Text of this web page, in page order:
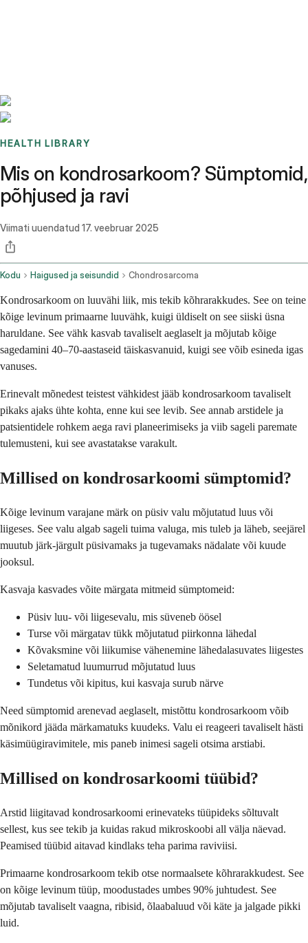
HEALTH LIBRARY
Mis on kondrosarkoom? Sümptomid,
põhjused ja ravi
Viimati uuendatud 17. veebruar 2025
Kodu Haigused ja seisundid Chondrosarcoma
Kondrosarkoom on luuvähi liik, mis tekib kõhrarakkudes. See on teine
​​kõige levinum primaarne luuvähk, kuigi üldiselt on see siiski üsna
haruldane. See vähk kasvab tavaliselt aeglaselt ja mõjutab kõige
sagedamini 40–70-aastaseid täiskasvanuid, kuigi see võib esineda igas
vanuses.
Erinevalt mõnedest teistest vähkidest jääb kondrosarkoom tavaliselt
pikaks ajaks ühte kohta, enne kui see levib. See annab arstidele ja
patsientidele rohkem aega ravi planeerimiseks ja viib sageli paremate
tulemusteni, kui see avastatakse varakult.
Millised on kondrosarkoomi sümptomid?
Kõige levinum varajane märk on püsiv valu mõjutatud luus või
liigeses. See valu algab sageli tuima valuga, mis tuleb ja läheb, seejärel
muutub järk-järgult püsivamaks ja tugevamaks nädalate või kuude
jooksul.
Kasvaja kasvades võite märgata mitmeid sümptomeid:
Püsiv luu- või liigesevalu, mis süveneb öösel
Turse või märgatav tükk mõjutatud piirkonna lähedal
Kõvaksmine või liikumise vähenemine lähedalasuvates liigestes
Seletamatud luumurrud mõjutatud luus
Tundetus või kipitus, kui kasvaja surub närve
Need sümptomid arenevad aeglaselt, mistõttu kondrosarkoom võib
mõnikord jääda märkamatuks kuudeks. Valu ei reageeri tavaliselt hästi
käsimüügiravimitele, mis paneb inimesi sageli otsima arstiabi.
Millised on kondrosarkoomi tüübid?
Arstid liigitavad kondrosarkoomi erinevateks tüüpideks sõltuvalt
sellest, kus see tekib ja kuidas rakud mikroskoobi all välja näevad.
Peamised tüübid aitavad kindlaks teha parima raviviisi.
Primaarne kondrosarkoom tekib otse normaalsete kõhrarakkudest. See
on kõige levinum tüüp, moodustades umbes 90% juhtudest. See
mõjutab tavaliselt vaagna, ribisid, õlaabaluud või käte ja jalgade pikki
luid.